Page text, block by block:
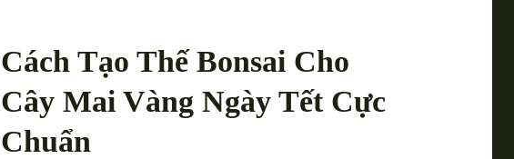
Cách Tạo Thế Bonsai Cho
Cây Mai Vàng Ngày Tết Cực
Chuẩn